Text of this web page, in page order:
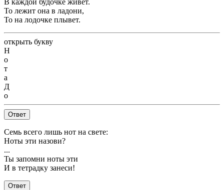
То лежит она в ладони,
То на лодочке плывет.
открыть букву
Н
о
т
а
Д
о
Ответ
Семь всего лишь нот на свете:
Ноты эти назови?
...
Ты запомни ноты эти
И в тетрадку занеси!
Ответ